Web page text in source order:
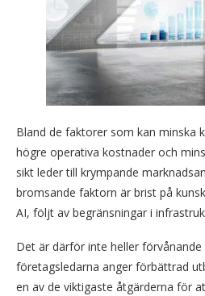
Bland de faktorer som kan minska
högre operativa kostnader och
sikt leder till krympande
bromsande faktorn är brist på
AI, följt av begränsningar i
Det är därför inte heller
företagsledarna anger förbättrad
en av de viktigaste åtgärderna för